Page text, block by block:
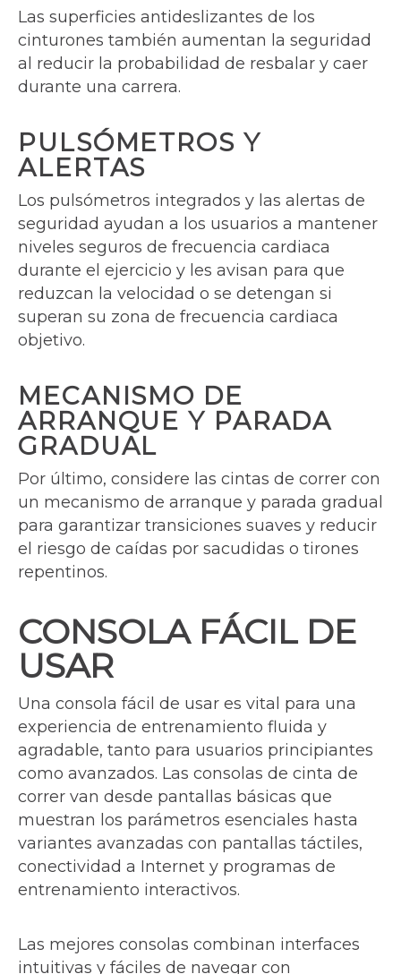
Las superficies antideslizantes de los
cinturones también aumentan la seguridad
al reducir la probabilidad de resbalar y caer
durante una carrera.
PULSÓMETROS Y
ALERTAS
Los pulsómetros integrados y las alertas de
seguridad ayudan a los usuarios a mantener
niveles seguros de frecuencia cardiaca
durante el ejercicio y les avisan para que
reduzcan la velocidad o se detengan si
superan su zona de frecuencia cardiaca
objetivo.
MECANISMO DE
ARRANQUE Y PARADA
GRADUAL
Por último, considere las cintas de correr con
un mecanismo de arranque y parada gradual
para garantizar transiciones suaves y reducir
el riesgo de caídas por sacudidas o tirones
repentinos.
CONSOLA FÁCIL DE
USAR
Una consola fácil de usar es vital para una
experiencia de entrenamiento fluida y
agradable, tanto para usuarios principiantes
como avanzados. Las consolas de cinta de
correr van desde pantallas básicas que
muestran los parámetros esenciales hasta
variantes avanzadas con pantallas táctiles,
conectividad a Internet y programas de
entrenamiento interactivos.
Las mejores consolas combinan interfaces
intuitivas y fáciles de navegar con